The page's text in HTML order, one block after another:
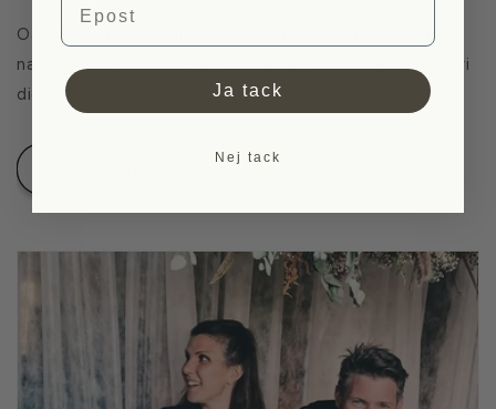
Oavsett om du letar efter sulfatfri ansiktsrengöring,
naturlig ansiktskräm eller vårdande kroppsolja hjälper vi
dig att hitta rätt.
Ja tack
Nej tack